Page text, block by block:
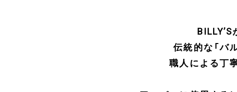
伝統的な「バ
職人による丁